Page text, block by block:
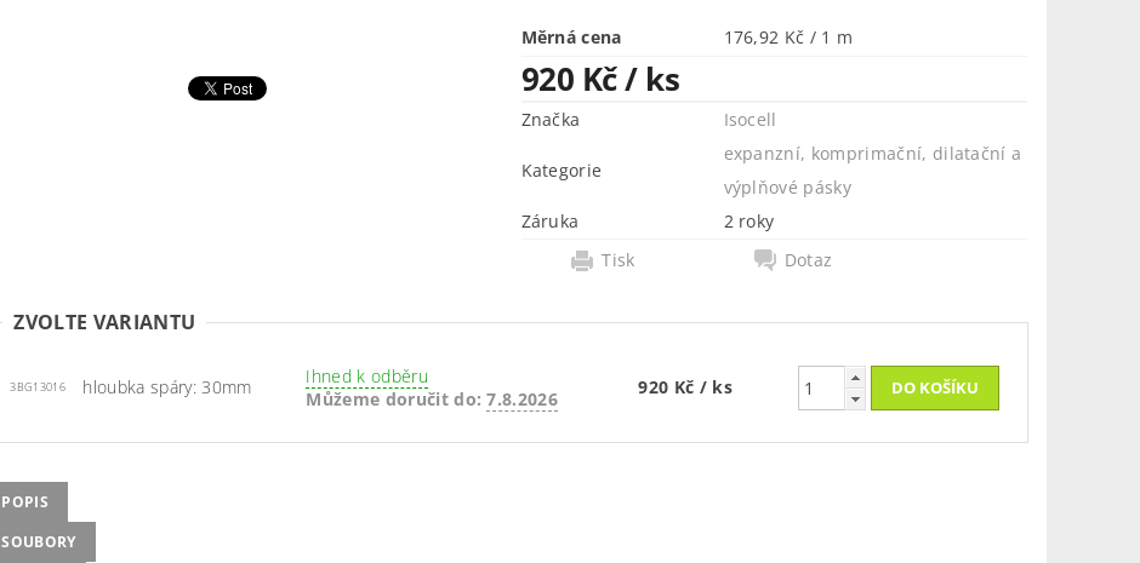
Měrná cena 176,92 Kč / 1 m
920 Kč/ ks
Značka Isocell
Kategorie
expanzní, komprimační, dilatační a
výplňové pásky
Záruka
2 roky
Tisk
Dotaz
ZVOLTE VARIANTU
3BG13016 hloubka spáry: 30mm
Ihned k odběru
Můžeme doručit do: 7.8.2026
920 Kč / ks
POPIS
SOUBORY